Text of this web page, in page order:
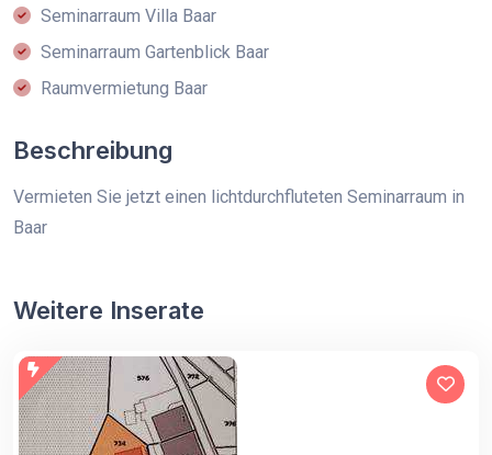
Seminarraum Villa Baar
Seminarraum Gartenblick Baar
Raumvermietung Baar
Beschreibung
Vermieten Sie jetzt einen lichtdurchfluteten Seminarraum in
Baar
Weitere Inserate